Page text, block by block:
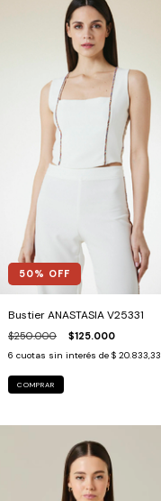
50% OFF
Bustier ANASTASIA V25331
$250.000 $125.000
6 cuotas sin interés de $ 20.833,33
COMPRAR